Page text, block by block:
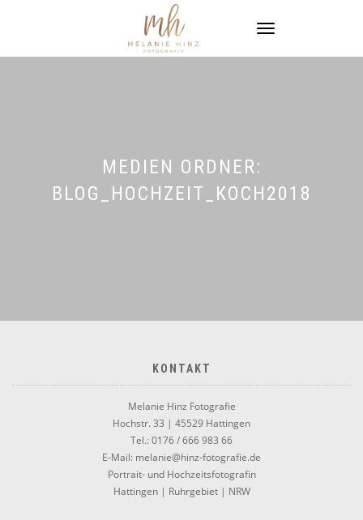
NAVIGATION
MEDIEN ORDNER:
BLOG_HOCHZEIT_KOCH2018
KONTAKT
Melanie Hinz Fotografie
Hochstr. 33 | 45529 Hattingen
Tel.: 0176 / 666 983 66
E-Mail: melanie@hinz-fotografie.de
Portrait- und Hochzeitsfotografin
Hattingen | Ruhrgebiet | NRW